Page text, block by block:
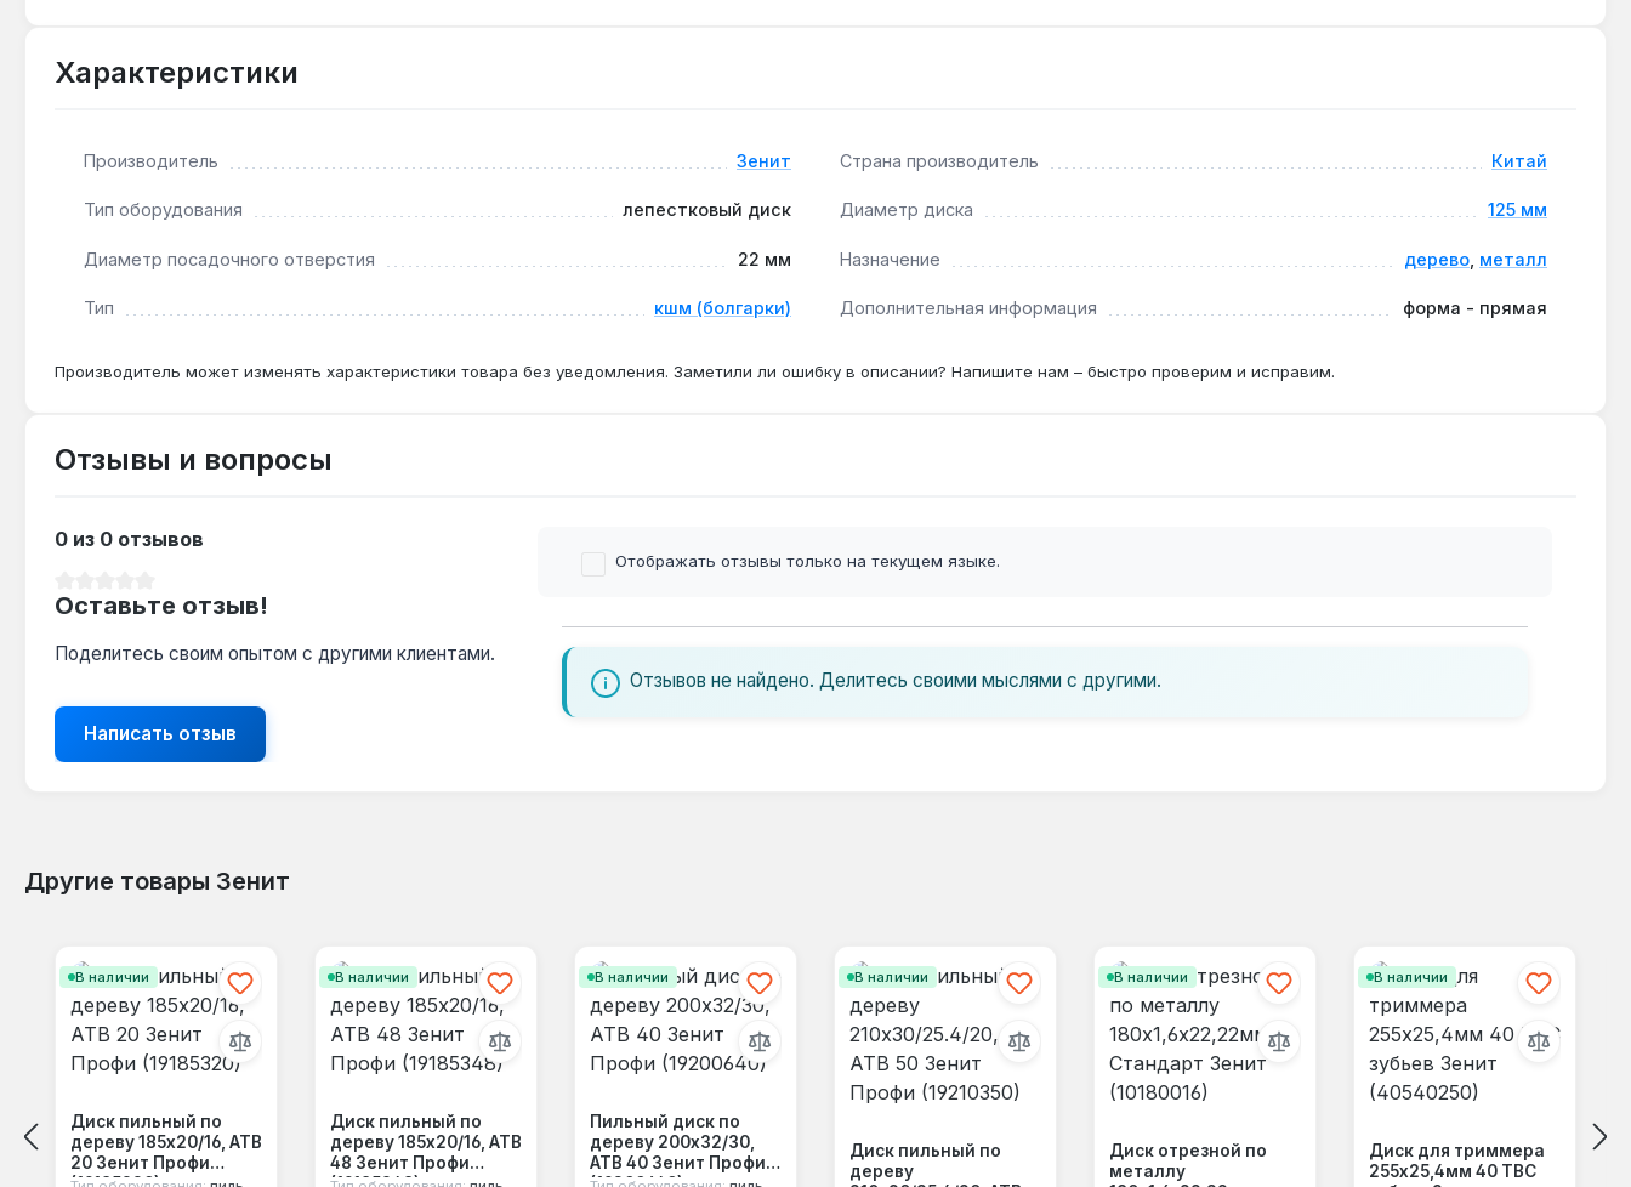
Гарантия 1 год, доставка по Украине.
Да — нормальный корунд (оксид алюминия) P80 эффективно шлифует нержавейку без прижогов при скорости вращения до 12200 об/мин.
Какой ресурс диска при обработке дерева?
Характеристики
Производитель Зенит Страна производитель Китай
Тип оборудования лепестковый диск Диаметр диска 125 мм
Диаметр посадочного отверстия 22 мм Назначение дерево металл
Тип кшм (болгарки) Дополнительная информация форма - прямая
Производитель может изменять характеристики товара без уведомления. Заметили ли ошибку в описании? Напишите нам – быстро проверим и исправим.
Отзывы и вопросы
0 из 0 отзывов
Оставьте отзыв!
Поделитесь своим опытом с другими клиентами.
Написать отзыв
Отображать отзывы только на текущем языке.
Отзывов не найдено. Делитесь своими мыслями с другими.
Другие товары Зенит
В наличии
Диск пильный по
дереву 185x20/16, ATB
20 Зенит Профи
В наличии
Диск пильный по
дереву 185x20/16, ATB
48 Зенит Профи
В наличии
Пильный диск по
дереву 200x32/30,
ATB 40 Зенит Профи
В наличии
Диск пильный по
дереву
В наличии
Диск отрезной по
металлу
В наличии
Диск для триммера
255х25,4мм 40 ТВС